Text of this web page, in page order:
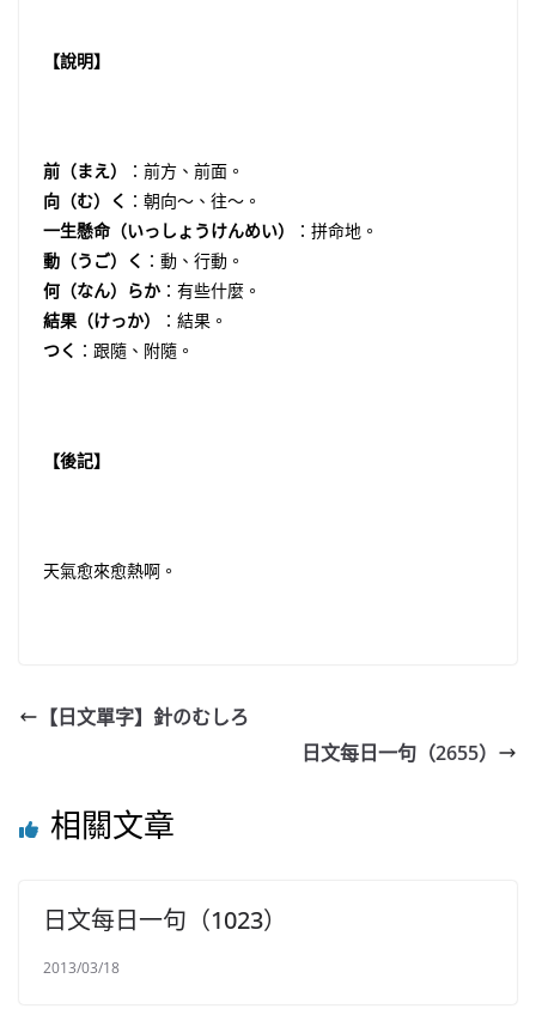
【說明】
前（まえ）
：前方、前面。
向（む）く ：朝向〜、往〜。
一生懸命（いっしょうけんめい）
：拼命地。
動（うご）く ：動、行動。
何（なん）らか ：有些什麼。
結果（けっか）
：結果。
つく ：跟隨、附隨。
【後記】
天氣愈來愈熱啊。
【日文單字】針のむしろ
日文每日一句（2655）
相關文章
日文每日一句（1023）
2013/03/18